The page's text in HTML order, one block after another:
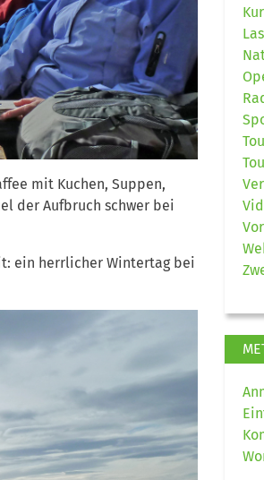
mit Kuchen, Suppen,
der Aufbruch schwer bei
ein herrlicher Wintertag bei